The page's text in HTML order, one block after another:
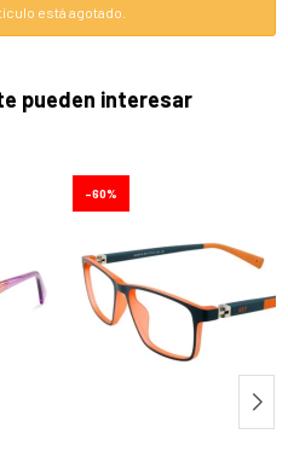
está agotado.
pueden interesar
60